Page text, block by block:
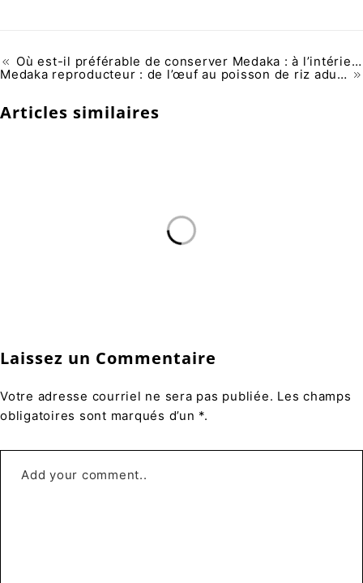
Où est-il préférable de conserver Medaka : à l’intérieur ou à l’extérieur ?
Medaka reproducteur : de l’œuf au poisson de riz adulte
Articles similaires
Laissez un Commentaire
Votre adresse courriel ne sera pas publiée. Les champs
obligatoires sont marqués d’un *.